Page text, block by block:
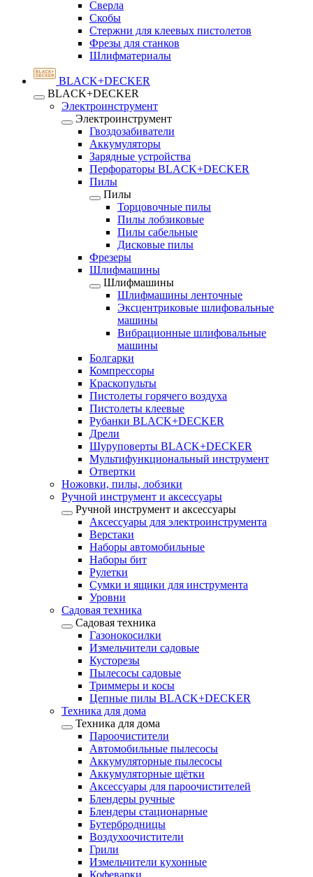
Сверла
Скобы
Стержни для клеевых пистолетов
Фрезы для станков
Шлифматериалы
BLACK+DECKER
BLACK+DECKER
Электроинструмент
Электроинструмент
Гвоздозабиватели
Аккумуляторы
Зарядные устройства
Перфораторы BLACK+DECKER
Пилы
Пилы
Торцовочные пилы
Пилы лобзиковые
Пилы сабельные
Дисковые пилы
Фрезеры
Шлифмашины
Шлифмашины
Шлифмашины ленточные
Эксцентриковые шлифовальные
машины
Вибрационные шлифовальные
машины
Болгарки
Компрессоры
Краскопульты
Пистолеты горячего воздуха
Пистолеты клеевые
Рубанки BLACK+DECKER
Дрели
Шуруповерты BLACK+DECKER
Мультифункциональный инструмент
Отвертки
Ножовки, пилы, лобзики
Ручной инструмент и аксессуары
Ручной инструмент и аксессуары
Аксессуары для электроинструмента
Верстаки
Наборы автомобильные
Наборы бит
Рулетки
Сумки и ящики для инструмента
Уровни
Садовая техника
Садовая техника
Газонокосилки
Измельчители садовые
Кусторезы
Пылесосы садовые
Триммеры и косы
Цепные пилы BLACK+DECKER
Техника для дома
Техника для дома
Пароочистители
Автомобильные пылесосы
Аккумуляторные пылесосы
Аккумуляторные щётки
Аксессуары для пароочистителей
Блендеры ручные
Блендеры стационарные
Бутербродницы
Воздухоочистители
Грили
Измельчители кухонные
Кофеварки